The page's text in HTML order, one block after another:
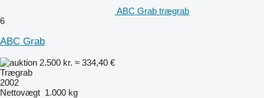
ABC Grab trægrab
6
ABC Grab
2.500 kr. ≈ 334,40 €
Trægrab
2002
Nettovægt 1.000 kg